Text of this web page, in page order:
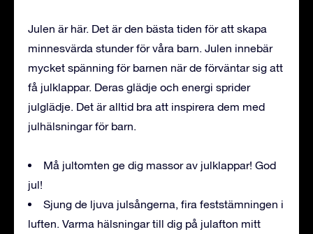
Julen är här. Det är den bästa tiden för att skapa
minnesvärda stunder för våra barn. Julen innebär
mycket spänning för barnen när de förväntar sig att
få julklappar. Deras glädje och energi sprider
julglädje. Det är alltid bra att inspirera dem med
julhälsningar för barn.
Må jultomten ge dig massor av julklappar! God
jul!
Sjung de ljuva julsångerna, fira feststämningen i
luften. Varma hälsningar till dig på julafton mitt